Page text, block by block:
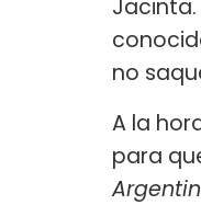
Jacinta.
no
A la
para